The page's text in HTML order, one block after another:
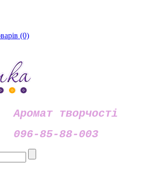
(0)
Аромат творчості
096-85-88-003